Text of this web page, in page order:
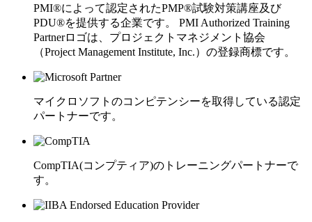
PMI®によって認定されたPMP®試験対策講座及び
PDU®を提供する企業です。 PMI Authorized Training
Partnerロゴは、プロジェクトマネジメント協会
（Project Management Institute, Inc.）の登録商標です。
マイクロソフトのコンピテンシーを取得している認定
パートナーです。
CompTIA(コンプティア)のトレーニングパートナーで
す。